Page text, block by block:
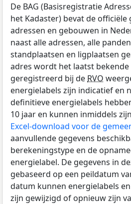
De BAG (Basisregistratie
het Kadaster) bevat de officiële
adressen en gebouwen in
naast alle adressen, alle
standplaatsen en ligplaatsen
adres wordt het laatst bekende
geregistreerd bij de RVO
energielabels zijn indicatief en
definitieve energielabels
10 jaar en kunnen inmiddels
Excel-download voor de
aanvullende gegevens
berekeningstype en de
energielabel. De gegevens in
gebaseerd op een peildatum
datum kunnen energielabels
zijn gewijzigd of opnieuw zijn